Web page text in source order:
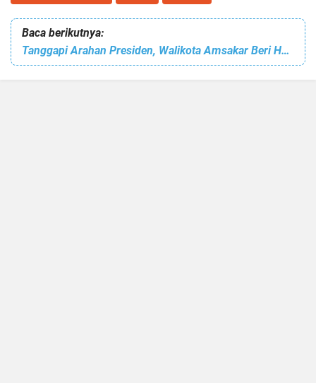
Baca berikutnya:
Tanggapi Arahan Presiden, Walikota Amsakar Beri Hadiah Rp5 Juta Bagi Pelapor Buang Sampah Sembarangan